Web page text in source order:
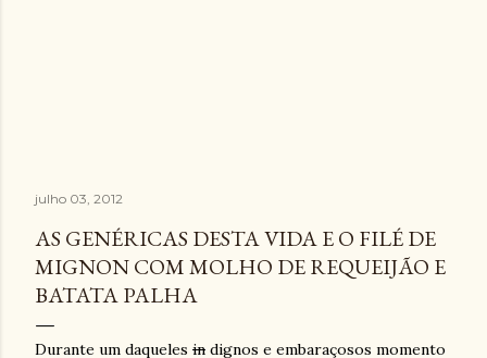
julho 03, 2012
AS GENÉRICAS DESTA VIDA E O FILÉ DE
MIGNON COM MOLHO DE REQUEIJÃO E
BATATA PALHA
Durante um daqueles in dignos e embaraçosos momento